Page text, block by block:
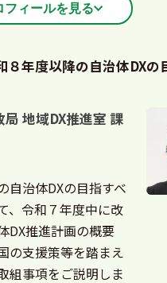
フィールを見る
の後、地方自治体向けパ
ティング企業の取締役を歴
システム共同化推進室長、
ル株式会社、アマゾンウェ
会社を経て、2025年4月よ
８年度以降の自治体DXの
地域DX推進室 課
自治体DXの目指すべ
、令和７年度中に改
DX推進計画の概要
の支援策等を踏まえ
組事項をご説明しま